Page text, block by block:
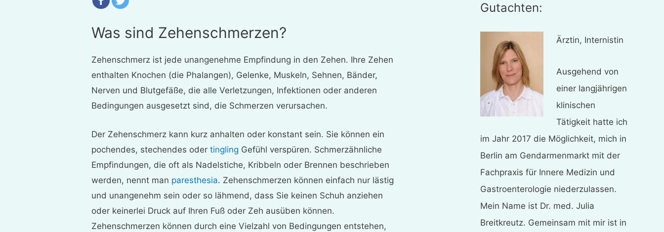
Was sind Zehenschmerzen?
Zehenschmerz ist jede unangenehme Empfindung in den Zehen. Ihre Zehen
enthalten Knochen (die Phalangen), Gelenke, Muskeln, Sehnen, Bänder,
Nerven und Blutgefäße, die alle Verletzungen, Infektionen oder anderen
Bedingungen ausgesetzt sind, die Schmerzen verursachen.
Der Zehenschmerz kann kurz anhalten oder konstant sein. Sie können ein
pochendes, stechendes odertingling Gefühl verspüren. Schmerzähnliche
Empfindungen, die oft als Nadelstiche, Kribbeln oder Brennen beschrieben
werden, nennt man paresthesia. Zehenschmerzen können einfach nur lästig
und unangenehm sein oder so lähmend, dass Sie keinen Schuh anziehen
oder keinerlei Druck auf Ihren Fuß oder Zeh ausüben können.
Zehenschmerzen können durch eine Vielzahl von Bedingungen entstehen,
Gutachten:
Ärztin, Internistin
Ausgehend von
einer langjährigen
klinischen
Tätigkeit hatte ich
im Jahr 2017 die Möglichkeit, mich in
Berlin am Gendarmenmarkt mit der
Fachpraxis für Innere Medizin und
Gastroenterologie niederzulassen.
Mein Name ist Dr. med. Julia
Breitkreutz. Gemeinsam mit mir ist in